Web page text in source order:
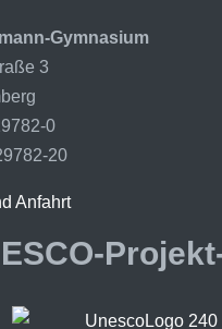
Gymnasium
3
0
20
Anfahrt